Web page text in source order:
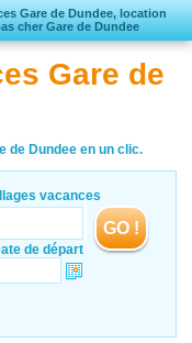
Gare de Dundee, location
cher Gare de Dundee
Gare de
de Dundee en un clic.
vacances
de départ
GO !